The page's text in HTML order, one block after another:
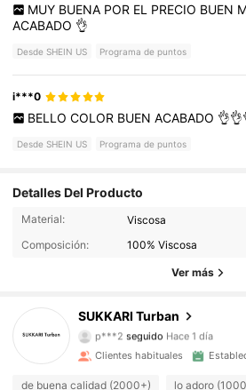
MUY BUENA POR EL PRECIO BUEN
ACABADO 👌
Desde SHEIN US Programa de puntos
i***0
BELLO COLOR BUEN ACABADO
Desde SHEIN US Programa de puntos
Detalles Del Producto
Material:
Viscosa
Composición:
100% Viscosa
Ver más
SUKKARI Turban
2.7K Seguidores
4.91
p***2 seguido Hace 1 día
4.91
2.7K Seguidores
Clientes habituales
de buena calidad (2000+) lo adoro